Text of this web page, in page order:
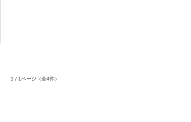
1 / 1ページ （全4件）